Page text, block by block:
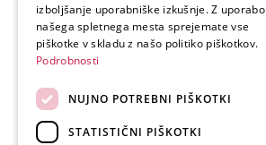
GERMAN
ITALIAN
izboljšanje uporabniške izkušnje. Z uporabo
našega spletnega mesta sprejemate vse
piškotke v skladu z našo politiko piškotkov.
Podrobnosti
NUJNO POTREBNI PIŠKOTKI
STATISTIČNI PIŠKOTKI